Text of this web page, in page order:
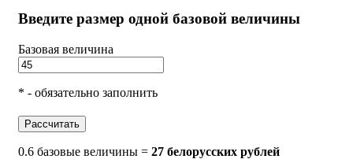
Введите размер одной базовой величины
Базовая величина
* - обязательно заполнить
Рассчитать
0.6 базовые величины = 27 белорусских рублей